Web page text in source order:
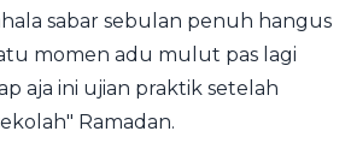
sabar sebulan penuh hangus
momen adu mulut pas lagi
aja ini ujian praktik setelah
Ramadan.